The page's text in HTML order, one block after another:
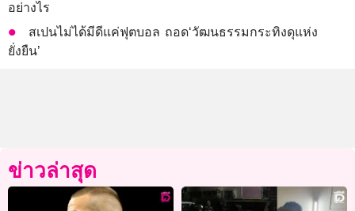
อย่างไร
สเปนไม่ได้มีดีแค่ฟุตบอล ถอด‘วัฒนธรรมกระทิงดุแห่ง
ยั่งยืน’
ข่าวล่าสุด